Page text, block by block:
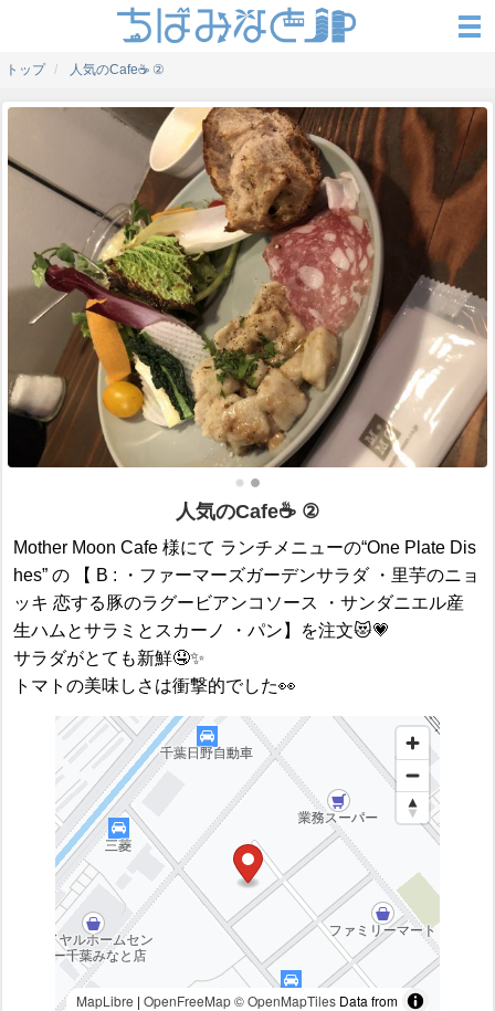
トップ 人気のCafe☕️ ②
人気のCafe☕️ ②
Mother Moon Cafe 様にて ランチメニューの“One Plate Dis
hes” の 【 B : ・ファーマーズガーデンサラダ ・里芋のニョ
ッキ 恋する豚のラグービアンコソース ・サンダニエル産
生ハムとサラミとスカーノ ・パン】を注文😻💗
サラダがとても新鮮🤤✨
トマトの美味しさは衝撃的でした👀
MapLibre | OpenFreeMap © OpenMapTilesData from